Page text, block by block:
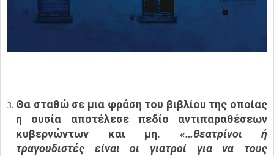
Θα σταθώ σε μια φράση του βιβλίου της οποίας
η ουσία αποτέλεσε πεδίο αντιπαραθέσεων
κυβερνώντων και μη. «…θεατρίνοι ή
τραγουδιστές είναι οι γιατροί για να τους